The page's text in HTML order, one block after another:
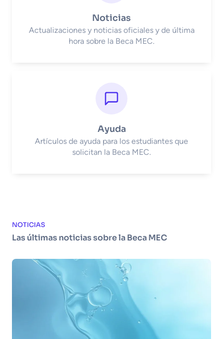
Noticias
Actualizaciones y noticias oficiales y de última
hora sobre la Beca MEC.
Ayuda
Artículos de ayuda para los estudiantes que
solicitan la Beca MEC.
NOTICIAS
Las últimas noticias sobre la Beca MEC